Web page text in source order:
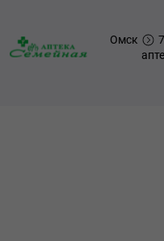
Перейти к основному
Омск